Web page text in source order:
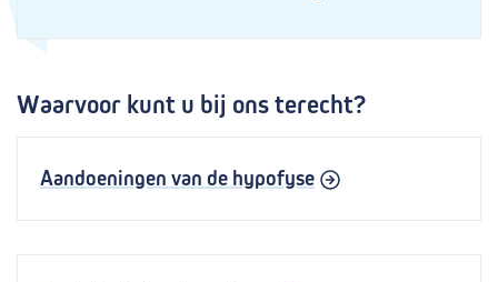
Waarvoor kunt u bij ons terecht?
Aandoeningen van de hypofyse